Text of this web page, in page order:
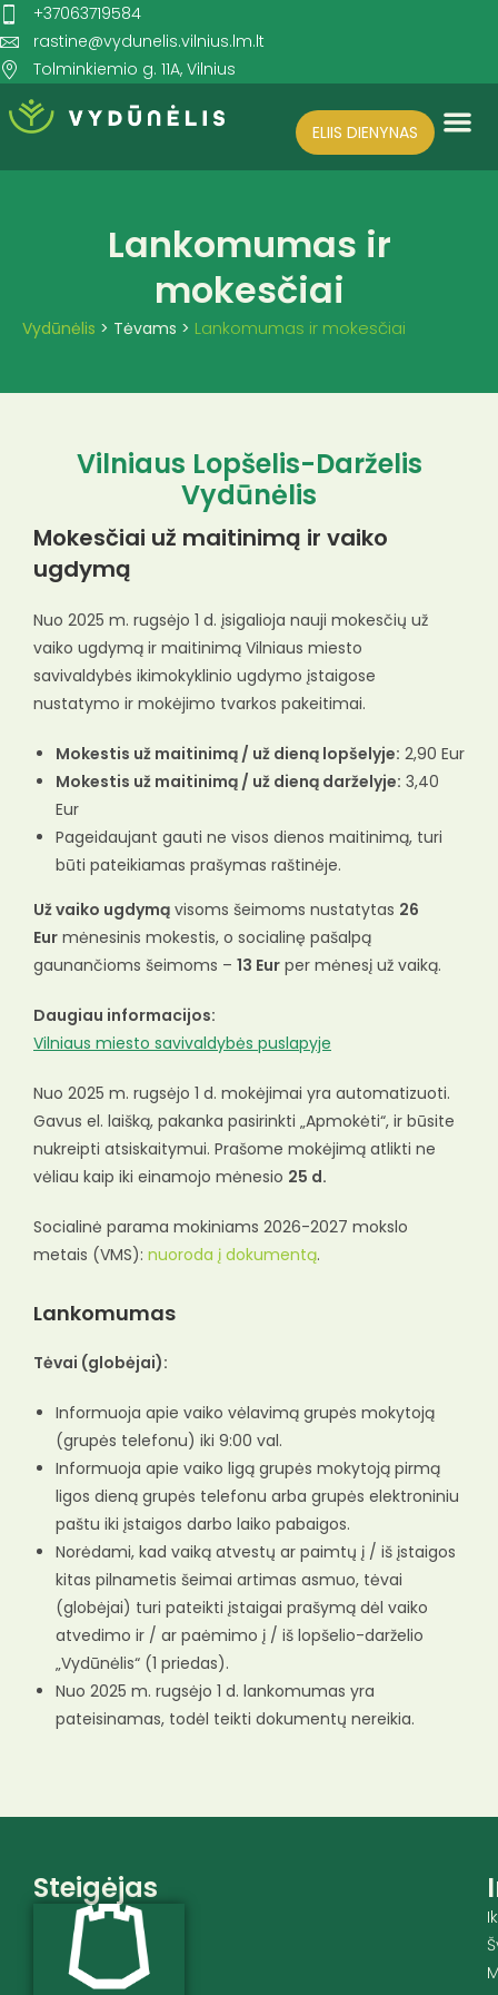
+37063719584
rastine@vydunelis.vilnius.lm.lt
Tolminkiemio g. 11A, Vilnius
ELIIS DIENYNAS
Lankomumas ir
mokesčiai
Vydūnėlis > Tėvams > Lankomumas ir mokesčiai
Vilniaus Lopšelis-Darželis
Vydūnėlis
Mokesčiai už maitinimą ir vaiko
ugdymą
Nuo 2025 m. rugsėjo 1 d. įsigalioja nauji mokesčių už
vaiko ugdymą ir maitinimą Vilniaus miesto
savivaldybės ikimokyklinio ugdymo įstaigose
nustatymo ir mokėjimo tvarkos pakeitimai.
Mokestis už maitinimą / už dieną lopšelyje: 2,90 Eur
Mokestis už maitinimą / už dieną darželyje: 3,40
Eur
Pageidaujant gauti ne visos dienos maitinimą, turi
būti pateikiamas prašymas raštinėje.
Už vaiko ugdymą visoms šeimoms nustatytas 26
Eur mėnesinis mokestis, o socialinę pašalpą
gaunančioms šeimoms – 13 Eur per mėnesį už vaiką.
Daugiau informacijos:
Vilniaus miesto savivaldybės puslapyje
Nuo 2025 m. rugsėjo 1 d. mokėjimai yra automatizuoti.
Gavus el. laišką, pakanka pasirinkti „Apmokėti“, ir būsite
nukreipti atsiskaitymui. Prašome mokėjimą atlikti ne
vėliau kaip iki einamojo mėnesio 25 d.
Socialinė parama mokiniams 2026-2027 mokslo
metais (VMS): nuoroda į dokumentą.
Lankomumas
Tėvai (globėjai):
Informuoja apie vaiko vėlavimą grupės mokytoją
(grupės telefonu) iki 9:00 val.
Informuoja apie vaiko ligą grupės mokytoją pirmą
ligos dieną grupės telefonu arba grupės elektroniniu
paštu iki įstaigos darbo laiko pabaigos.
Norėdami, kad vaiką atvestų ar paimtų į / iš įstaigos
kitas pilnametis šeimai artimas asmuo, tėvai
(globėjai) turi pateikti įstaigai prašymą dėl vaiko
atvedimo ir / ar paėmimo į / iš lopšelio-darželio
„Vydūnėlis“ (1 priedas).
Nuo 2025 m. rugsėjo 1 d. lankomumas yra
pateisinamas, todėl teikti dokumentų nereikia.
Steigėjas